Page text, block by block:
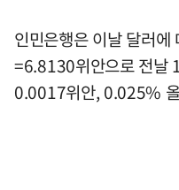
인민은행은 이날 달러에
=6.8130위안으로 전날
0.0017위안, 0.025%